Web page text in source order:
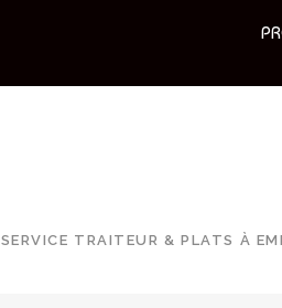
SERVICE TRAITEUR & PLATS À